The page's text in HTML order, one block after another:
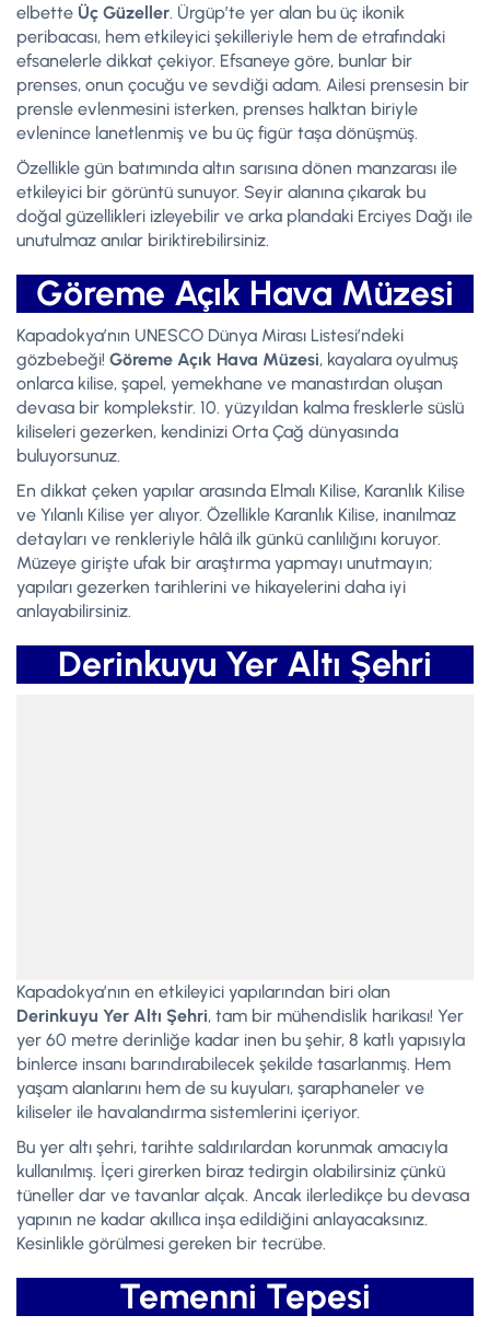
elbette Üç Güzeller. Ürgüp’te yer alan bu üç ikonik
peribacası, hem etkileyici şekilleriyle hem de etrafındaki
efsanelerle dikkat çekiyor. Efsaneye göre, bunlar bir
prenses, onun çocuğu ve sevdiği adam. Ailesi prensesin bir
prensle evlenmesini isterken, prenses halktan biriyle
evlenince lanetlenmiş ve bu üç figür taşa dönüşmüş.
Özellikle gün batımında altın sarısına dönen manzarası ile
etkileyici bir görüntü sunuyor. Seyir alanına çıkarak bu
doğal güzellikleri izleyebilir ve arka plandaki Erciyes Dağı ile
unutulmaz anılar biriktirebilirsiniz.
Göreme Açık Hava Müzesi
Kapadokya’nın UNESCO Dünya Mirası Listesi’ndeki
gözbebeği! Göreme Açık Hava Müzesi, kayalara oyulmuş
onlarca kilise, şapel, yemekhane ve manastırdan oluşan
devasa bir komplekstir. 10. yüzyıldan kalma fresklerle süslü
kiliseleri gezerken, kendinizi Orta Çağ dünyasında
buluyorsunuz.
En dikkat çeken yapılar arasında Elmalı Kilise, Karanlık Kilise
ve Yılanlı Kilise yer alıyor. Özellikle Karanlık Kilise, inanılmaz
detayları ve renkleriyle hâlâ ilk günkü canlılığını koruyor.
Müzeye girişte ufak bir araştırma yapmayı unutmayın;
yapıları gezerken tarihlerini ve hikayelerini daha iyi
anlayabilirsiniz.
Derinkuyu Yer Altı Şehri
Kapadokya’nın en etkileyici yapılarından biri olan
Derinkuyu Yer Altı Şehri, tam bir mühendislik harikası! Yer
yer 60 metre derinliğe kadar inen bu şehir, 8 katlı yapısıyla
binlerce insanı barındırabilecek şekilde tasarlanmış. Hem
yaşam alanlarını hem de su kuyuları, şaraphaneler ve
kiliseler ile havalandırma sistemlerini içeriyor.
Bu yer altı şehri, tarihte saldırılardan korunmak amacıyla
kullanılmış. İçeri girerken biraz tedirgin olabilirsiniz çünkü
tüneller dar ve tavanlar alçak. Ancak ilerledikçe bu devasa
yapının ne kadar akıllıca inşa edildiğini anlayacaksınız.
Kesinlikle görülmesi gereken bir tecrübe.
Temenni Tepesi